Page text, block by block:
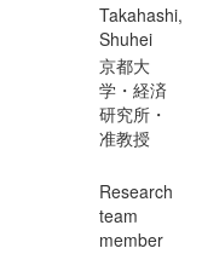
Takahashi,
Shuhei
京都大
学・経済
研究所・
准教授
Research
team
member